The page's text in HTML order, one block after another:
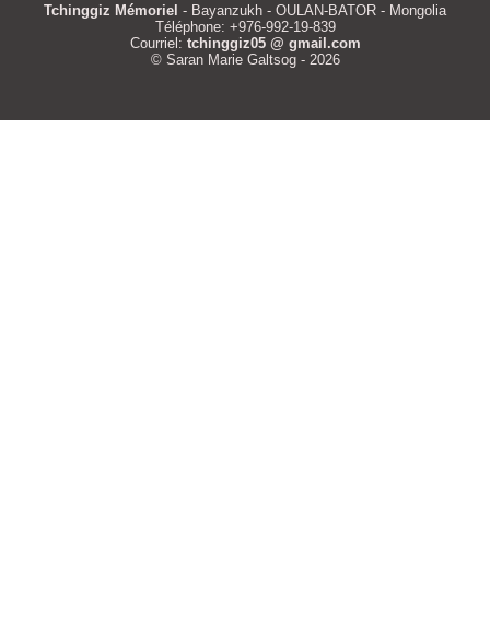
Tchinggiz Mémoriel - Bayanzukh - OULAN-BATOR - Mongolia
Téléphone: +976-992-19-839
Courriel: tchinggiz05 @ gmail.com
© Saran Marie Galtsog - 2026